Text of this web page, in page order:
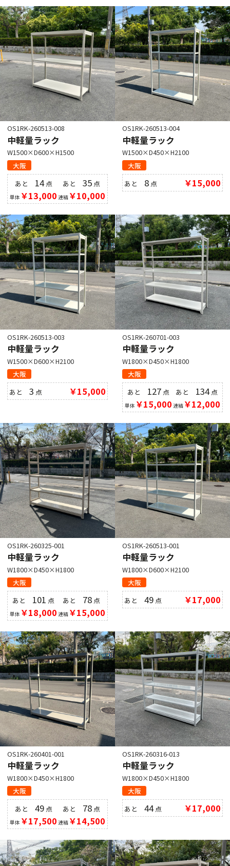
OS1RK-260513-008
中軽量ラック
W1500×D600×H1500
大阪
あと 14点
単体 ￥13,000
あと35 点
連結￥10,000
OS1RK-260513-004
中軽量ラック
W1500×D450×H2100
大阪
あと 8 点 ￥15,000
OS1RK-260513-003
中軽量ラック
W1500×D600×H2100
大阪
あと3 点 ￥15,000
OS1RK-260701-003
中軽量ラック
W1800×D450×H1800
大阪
あと 127 点
単体 ￥15,000
あと 134点
連結￥12,000
OS1RK-260325-001
中軽量ラック
W1800×D450×H1800
大阪
あと 101 点
単体 ￥18,000
あと 78 点
連結￥15,000
OS1RK-260513-001
中軽量ラック
W1800×D600×H2100
大阪
あと49 点 ￥17,000
OS1RK-260401-001
中軽量ラック
W1800×D450×H1800
大阪
あと 49点
単体 ￥17,500
あと 78 点
連結￥14,500
OS1RK-260316-013
中軽量ラック
W1800×D450×H1800
大阪
あと44点 ￥17,000